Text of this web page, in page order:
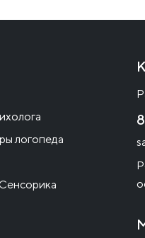
логопеда